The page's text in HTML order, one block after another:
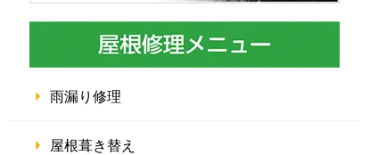
雨漏り修理
屋根葺き替え